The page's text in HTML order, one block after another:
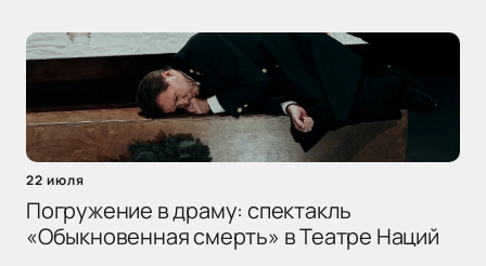
22 июля
Погружение в драму: спектакль
«Обыкновенная смерть» в Театре Наций